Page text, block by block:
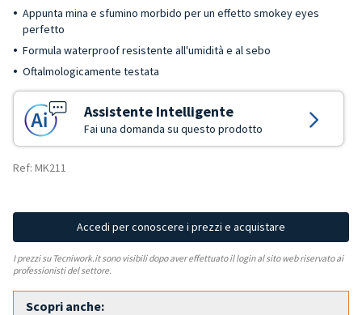
Appunta mina e sfumino morbido per un effetto smokey eyes
perfetto
Formula waterproof resistente all'umidità e al sebo
Oftalmologicamente testata
Assistente Intelligente
Fai una domanda su questo prodotto
Ref: MK211
Accedi per conoscere i prezzi e acquistare
I prezzi su Tecniwork.it sono visibili dopo aver effettuato il login al sito web riservato ai
professionisti del settore.
Scopri anche: